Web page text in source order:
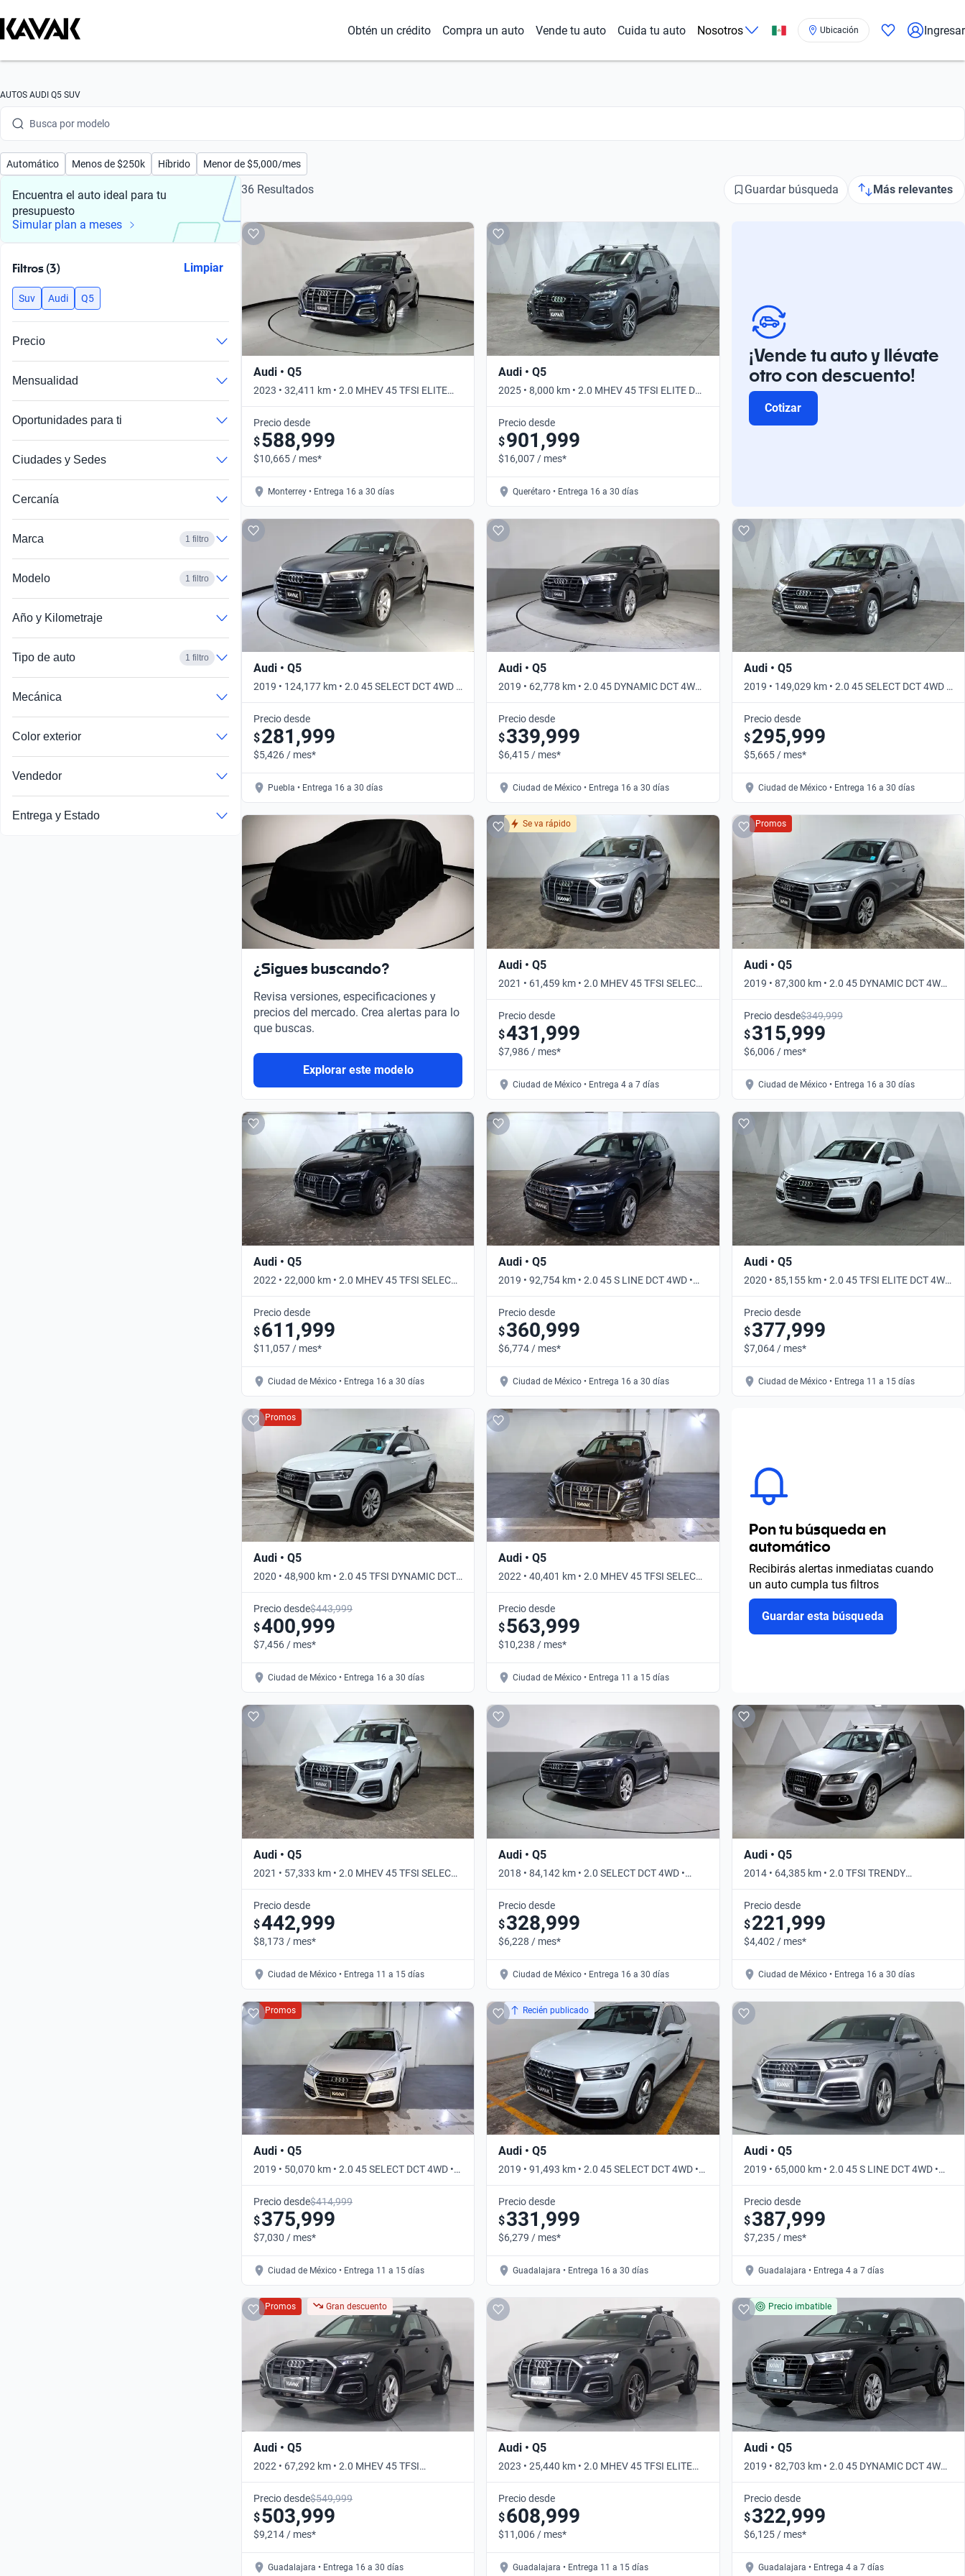
Obtén un crédito Compra un auto Vende tu auto Cuida tu auto Nosotros Ubicación Ingresar
AUTOS AUDI Q5 SUV
Busca por marca
Busca por modelo
Busca por versión
Busca por año
Busca por modelo
Automático Menos de $250k Híbrido Menor de $5,000/mes
Encuentra el auto ideal para tu
presupuesto
Simular plan a meses
Filtros (3) Limpiar
Suv Audi Q5
Precio
Mensualidad
Oportunidades para ti
Ciudades y Sedes
Cercanía
Marca 1 filtro
Modelo 1 filtro
Año y Kilometraje
Tipo de auto 1 filtro
Mecánica
Color exterior
Vendedor
Entrega y Estado
36 Resultados Guardar búsqueda Más relevantes
Audi • Q5
2023 • 32,411 km • 2.0 MHEV 45 TFSI ELITE
DCT 4WD • Automático
Precio desde
$588,999
$10,665 / mes*
Monterrey • Entrega 16 a 30 días
Audi • Q5
2025 • 8,000 km • 2.0 MHEV 45 TFSI ELITE DCT
4WD • Automático
Precio desde
$901,999
$16,007 / mes*
Querétaro • Entrega 16 a 30 días
¡Vende tu auto y llévate
otro con descuento!
Cotizar
Audi • Q5
2019 • 124,177 km • 2.0 45 SELECT DCT 4WD •
Automático
Precio desde
$281,999
$5,426 / mes*
Puebla • Entrega 16 a 30 días
Audi • Q5
2019 • 62,778 km • 2.0 45 DYNAMIC DCT 4WD •
Automático
Precio desde
$339,999
$6,415 / mes*
Ciudad de México • Entrega 16 a 30 días
Audi • Q5
2019 • 149,029 km • 2.0 45 SELECT DCT 4WD •
Automático
Precio desde
$295,999
$5,665 / mes*
Ciudad de México • Entrega 16 a 30 días
¿Sigues buscando?
Revisa versiones, especificaciones y
precios del mercado. Crea alertas para lo
que buscas.
Explorar este modelo
Se va rápido
Audi • Q5
2021 • 61,459 km • 2.0 MHEV 45 TFSI SELECT
DCT 4WD • Automático
Precio desde
$431,999
$7,986 / mes*
Ciudad de México • Entrega 4 a 7 días
Promos
Audi • Q5
2019 • 87,300 km • 2.0 45 DYNAMIC DCT 4WD •
Automático
Precio desde$349,999
$315,999
$6,006 / mes*
Ciudad de México • Entrega 16 a 30 días
Audi • Q5
2022 • 22,000 km • 2.0 MHEV 45 TFSI SELECT
DCT 4WD • Automático
Precio desde
$611,999
$11,057 / mes*
Ciudad de México • Entrega 16 a 30 días
Audi • Q5
2019 • 92,754 km • 2.0 45 S LINE DCT 4WD •
Automático
Precio desde
$360,999
$6,774 / mes*
Ciudad de México • Entrega 16 a 30 días
Audi • Q5
2020 • 85,155 km • 2.0 45 TFSI ELITE DCT 4WD
• Automático
Precio desde
$377,999
$7,064 / mes*
Ciudad de México • Entrega 11 a 15 días
Promos
Audi • Q5
2020 • 48,900 km • 2.0 45 TFSI DYNAMIC DCT
4WD • Automático
Precio desde$443,999
$400,999
$7,456 / mes*
Ciudad de México • Entrega 16 a 30 días
Audi • Q5
2022 • 40,401 km • 2.0 MHEV 45 TFSI SELECT
DCT 4WD • Automático
Precio desde
$563,999
$10,238 / mes*
Ciudad de México • Entrega 11 a 15 días
Pon tu búsqueda en
automático
Recibirás alertas inmediatas cuando
un auto cumpla tus filtros
Guardar esta búsqueda
Audi • Q5
2021 • 57,333 km • 2.0 MHEV 45 TFSI SELECT
DCT 4WD • Automático
Precio desde
$442,999
$8,173 / mes*
Ciudad de México • Entrega 11 a 15 días
Audi • Q5
2018 • 84,142 km • 2.0 SELECT DCT 4WD •
Automático
Precio desde
$328,999
$6,228 / mes*
Ciudad de México • Entrega 16 a 30 días
Audi • Q5
2014 • 64,385 km • 2.0 TFSI TRENDY
TIPTRONIC QUATTRO • Automático
Precio desde
$221,999
$4,402 / mes*
Ciudad de México • Entrega 16 a 30 días
Promos
Audi • Q5
2019 • 50,070 km • 2.0 45 SELECT DCT 4WD •
Automático
Precio desde$414,999
$375,999
$7,030 / mes*
Ciudad de México • Entrega 11 a 15 días
Recién publicado
Audi • Q5
2019 • 91,493 km • 2.0 45 SELECT DCT 4WD •
Automático
Precio desde
$331,999
$6,279 / mes*
Guadalajara • Entrega 16 a 30 días
Audi • Q5
2019 • 65,000 km • 2.0 45 S LINE DCT 4WD •
Automático
Precio desde
$387,999
$7,235 / mes*
Guadalajara • Entrega 4 a 7 días
Promos Gran descuento
Audi • Q5
2022 • 67,292 km • 2.0 MHEV 45 TFSI
DYNAMIC DCT 4WD • Automático
Precio desde$549,999
$503,999
$9,214 / mes*
Guadalajara • Entrega 16 a 30 días
Audi • Q5
2023 • 25,440 km • 2.0 MHEV 45 TFSI ELITE
DCT 4WD • Automático
Precio desde
$608,999
$11,006 / mes*
Guadalajara • Entrega 11 a 15 días
Precio imbatible
Audi • Q5
2019 • 82,703 km • 2.0 45 DYNAMIC DCT 4WD •
Automático
Precio desde
$322,999
$6,125 / mes*
Guadalajara • Entrega 4 a 7 días